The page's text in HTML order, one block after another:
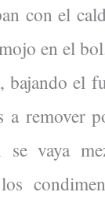
con el
en el
bajando el
a remover
vaya